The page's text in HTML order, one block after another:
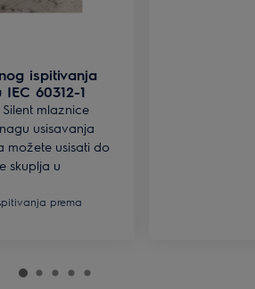
ispitivanja
60312-1
mlaznice
usisavanja
možete usisati do
skuplja u
prema